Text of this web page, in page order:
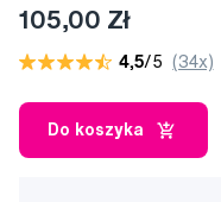
105,00 Zł
4,5/5 (34x)
Do koszyka